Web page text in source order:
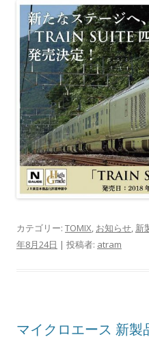
カテゴリー: TOMIX, お知らせ, 新
年8月24日 | 投稿者: atram
マイクロエース 新製